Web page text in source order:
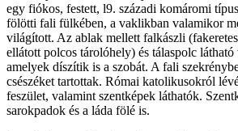
egy fiókos, festett, l9. századi komáromi
fölötti fali fülkében, a vaklikban valamikor
világított. Az ablak mellett falkászli
ellátott polcos tárolóhely) és tálaspolc
amelyek díszítik is a szobát. A fali
csészéket tartottak. Római katolikusokról
feszület, valamint szentképek láthatók.
sarokpadok és a láda fölé is.